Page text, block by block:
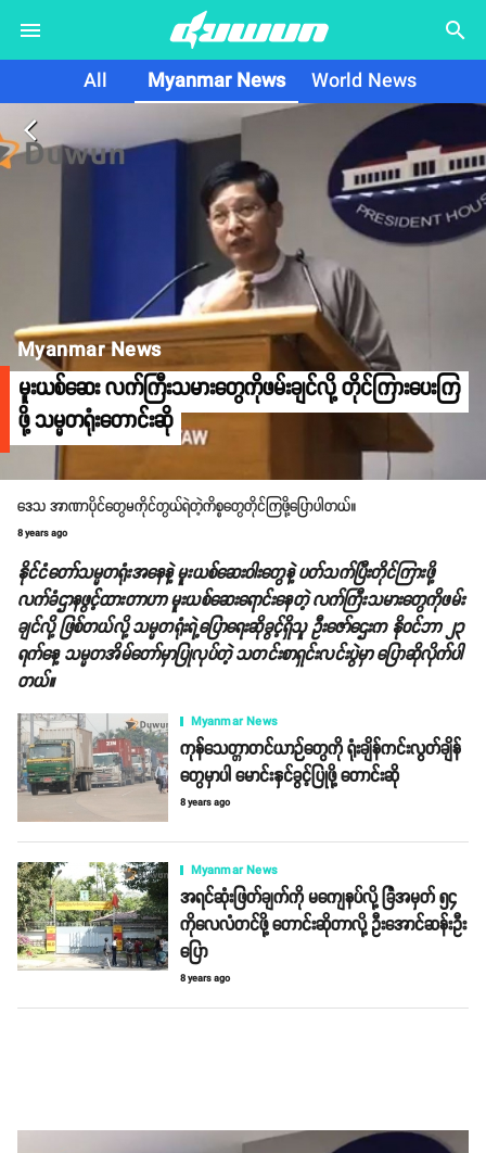
search
All Myanmar News World News
arrow_back_ios
Myanmar News
မူးယစ်ဆေး လက်ကြီးသမားတွေကိုဖမ်းချင်လို့ တိုင်ကြားပေးကြ
ဖို့ သမ္မတရုံးတောင်းဆို
ဒေသ အာဏာပိုင်တွေမကိုင်တွယ်ရဲတဲ့ကိစ္စတွေတိုင်ကြဖို့ပြောပါတယ်။
8 years ago
နိုင်ငံတော်သမ္မတရုံးအနေနဲ့ မူးယစ်ဆေးဝါးတွေနဲ့ ပတ်သက်ပြီးတိုင်ကြားဖို့
လက်ခံဌာနဖွင့်ထားတာဟာ မူးယစ်ဆေးရောင်းနေတဲ့ လက်ကြီးသမားတွေကိုဖမ်း
ချင်လို့ ဖြစ်တယ်လို့ သမ္မတရုံးရဲ့ပြောရေးဆိုခွင့်ရှိသူ ဦးဇော်ဌေးက နိုဝင်ဘာ ၂၃
ရက်နေ့ သမ္မတအိမ်တော်မှာပြုလုပ်တဲ့ သတင်းစာရှင်းလင်းပွဲမှာ ပြောဆိုလိုက်ပါ
တယ်။
Myanmar News
ကုန်သေတ္တာတင်ယာဉ်တွေကို ရုံးချိန်ကင်းလွတ်ချိန်
တွေမှာပါ မောင်းနှင်ခွင့်ပြုဖို့ တောင်းဆို
8 years ago
Myanmar News
အရင်ဆုံးဖြတ်ချက်ကို မကျေနပ်လို့ ခြံအမှတ် ၅၄
ကိုလေလံတင်ဖို့ တောင်းဆိုတာလို့ ဦးအောင်ဆန်းဦး
ပြော
8 years ago